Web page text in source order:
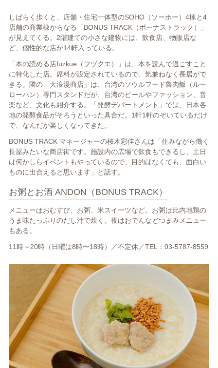
しばらく歩くと、店舗・住宅一体型のSOHO（ソーホー）4棟と4
店舗の商業棟からなる「BONUS TRACK（ボーナストラック）」
が見えてくる。2階建ての小さな建物には、飲食店、物販店な
ど、個性的な店が14軒入っている。
「本の読める店fuzkue（フヅクエ）」は、本を読んで過ごすこと
に特化した店。席料が設定されているので、気兼ねなく長居がで
きる。隣の「大浪漫商店」は、台湾のソウルフード魯肉飯（ルー
ローハン）専門スタンドだが、台湾のビールやファッション、音
楽など、文化も紹介する。「発酵デパートメント」では、日本各
地の発酵食品がそろうといった具合だ。1軒1軒のぞいているだけ
で、なんだか楽しくなってきた。
BONUS TRACK マネージャーの桜木彩佳さんは「住みながら働く
長屋みたいな商店街です。施設内の広場で飲食もできるし、土日
は何かしらイベントもやっているので、目的はなくても、面白い
ものに出合えると思います」と話す。
お粥とお酒 ANDON（BONUS TRACK）
メニューはおむすび、お粥、米スイーツなど。お粥は比内地鶏の
うま味たっぷりのだし汁で炊く。夜はおでんなどつまみメニュー
もある。
11時～20時（日曜は8時〜18時）／不定休／TEL：03-5787-8559